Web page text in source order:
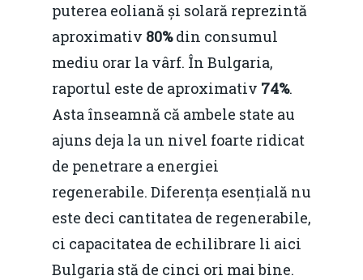
puterea eoliană și solară reprezintă
aproximativ 80%din consumul
mediu orar la vârf. În Bulgaria,
raportul este de aproximativ 74%.
Asta înseamnă că ambele state au
ajuns deja la un nivel foarte ridicat
de penetrare a energiei
regenerabile. Diferența esențială nu
este deci cantitatea de regenerabile,
ci capacitatea de echilibrare li aici
Bulgaria stă de cinci ori mai bine.
Evenimente
Foto
Modelul economic
România – orizont
resurselor naturale
Piaţa gazelor naturale:
predictibilitate,
concurenţă.
Soluții de
Video
Marea Neagră în Noua
Politici Europene în
Economie
Video Forum Marea
EM360 Talk
Contact
Burse pentru
Contact